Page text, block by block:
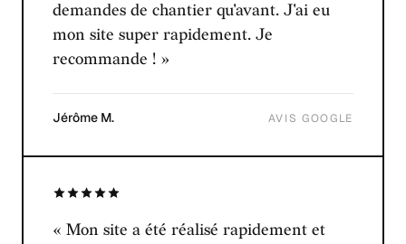
demandes de chantier qu'avant. J'ai eu
mon site super rapidement. Je
recommande ! »
Jérôme M. AVIS GOOGLE
« Mon site a été réalisé rapidement et